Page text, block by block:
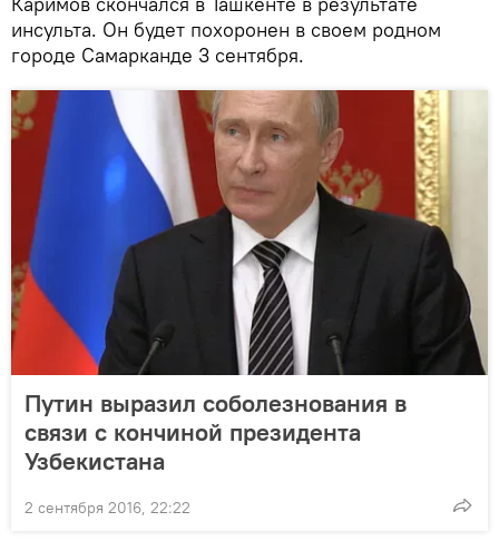
инсульта. Он будет похоронен в своем родном
городе Самарканде 3 сентября.
Путин выразил соболезнования в
связи с кончиной президента
Узбекистана
2 сентября 2016, 22:22